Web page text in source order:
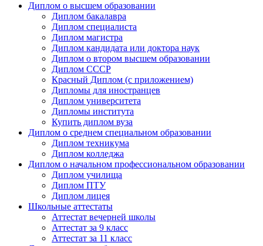
Диплом о высшем образовании
Диплом бакалавра
Диплом специалиста
Диплом магистра
Диплом кандидата или доктора наук
Диплом о втором высшем образовании
Диплом СССР
Красный Диплом (с приложением)
Дипломы для иностранцев
Диплом университета
Дипломы института
Купить диплом вуза
Диплом о среднем специальном образовании
Диплом техникума
Диплом колледжа
Диплом о начальном профессиональном oбразовании
Диплом училища
Диплом ПТУ
Диплом лицея
Школьные аттестаты
Аттестат вечерней школы
Аттестат за 9 класс
Аттестат за 11 класс